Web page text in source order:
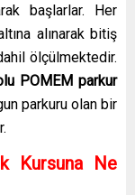
başlarlar. Her
alınarak bitiş
ölçülmektedir.
POMEM parkur
parkuru olan bir
Kursuna Ne